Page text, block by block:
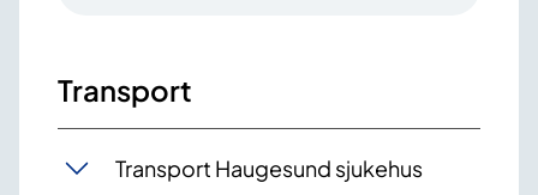
Transport
Transport Haugesund sjukehus